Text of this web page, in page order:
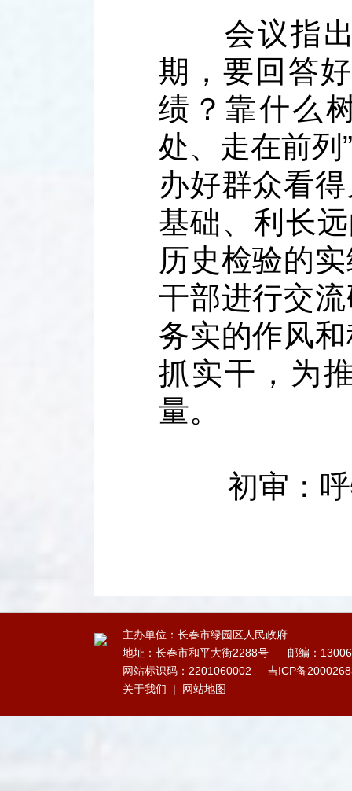
会议指出
期，要回答
绩？靠什么
处、走在前列
办好群众看
基础、利长
历史检验的
干部进行交
务实的作风
抓实干，为
量。
初审：呼
主办单位：长春市绿园区人民政府
地址：长春市和平大街2288号
邮编：
网站标识码：2201060002
吉ICP备
关于我们 | 网站地图